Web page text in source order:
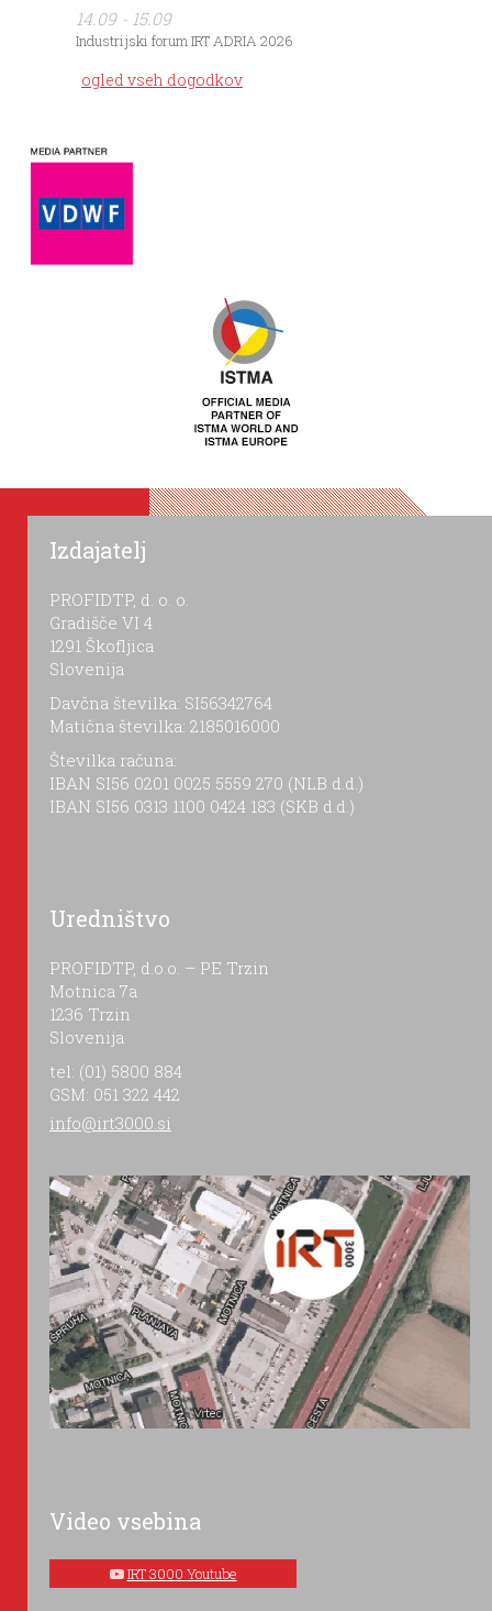
14.09 - 15.09
Industrijski forum IRT ADRIA 2026
ogled vseh dogodkov
Izdajatelj
PROFIDTP, d. o. o.
Gradišče VI 4
1291 Škofljica
Slovenija
Davčna številka: SI56342764
Matična številka: 2185016000
Številka računa:
IBAN SI56 0201 0025 5559 270 (NLB d.d.)
IBAN SI56 0313 1100 0424 183 (SKB d.d.)
Uredništvo
PROFIDTP, d.o.o. – PE Trzin
Motnica 7a
1236 Trzin
Slovenija
tel: (01) 5800 884
GSM: 051 322 442
info@irt3000.si
Video vsebina
IRT 3000 Youtube